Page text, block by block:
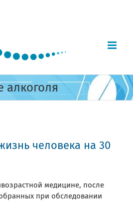
алкоголя
человека на 30
медицине, после
при обследовании